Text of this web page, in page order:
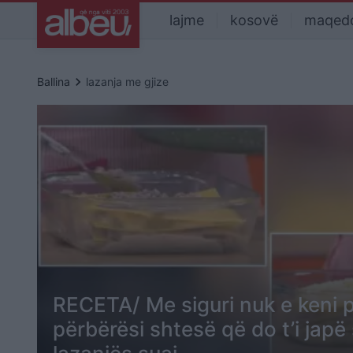
lajme kosovë
Ballina keyboard_arrow_right lazanja me gjize
RECETA/ Me siguri nuk e keni
përbërësi shtesë që do t’i